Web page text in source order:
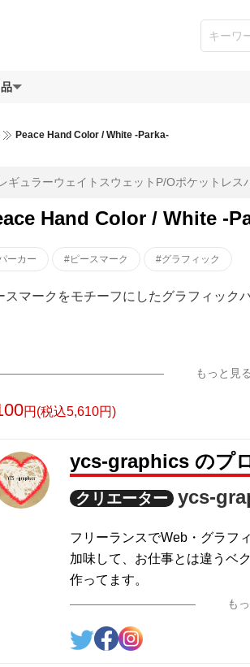
Peace Hand Color / White -Parka-
ギュラーウェイトスウェットP/Oポケットレス
Hand Color / White -
ーカー #ピースマーク #グラフィック
スマークをモチーフにしたグラフィック
もっと見る
円(税込5,610円)
ycs-graphics のプ
クリエーター ycs-
フリーランスでWeb・グラフ
加味して、お仕事とは違うベ
作ってます。
も